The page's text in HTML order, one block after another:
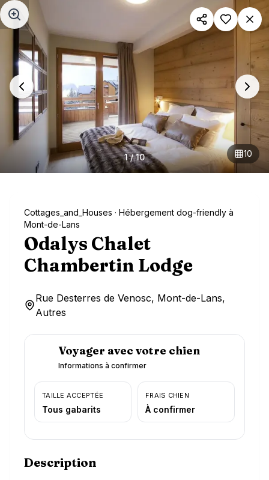
Aller au contenu principal
1/10 10
Cottages_and_Houses · Hébergement dog-friendly à
Mont-de-Lans
Odalys Chalet
Chambertin Lodge
Rue Desterres de Venosc, Mont-de-Lans,
Autres
Voyager avec votre chien
Informations à confirmer
TAILLE ACCEPTÉE
Tous gabarits
FRAIS CHIEN
À confirmer
Description